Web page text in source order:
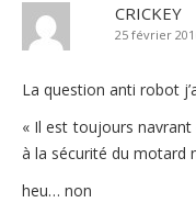
CRICKEY
25 février
La question anti robot
« Il est toujours navrant
à la sécurité du motard
heu… non